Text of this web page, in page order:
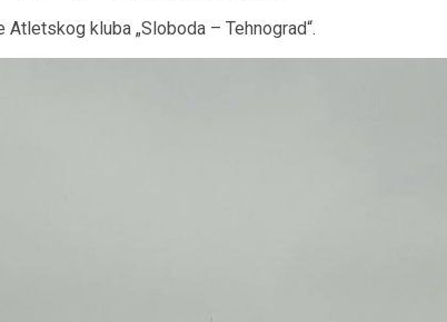
kluba „Sloboda – Tehnograd“.